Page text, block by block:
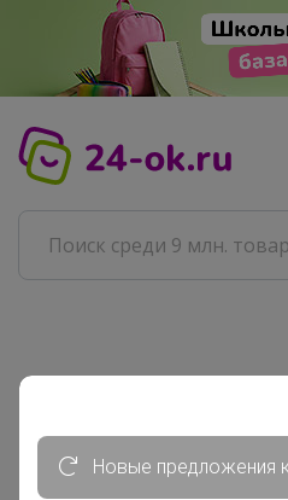
Совместные покупки
Новые предложения